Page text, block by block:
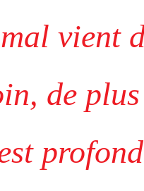
vient
de